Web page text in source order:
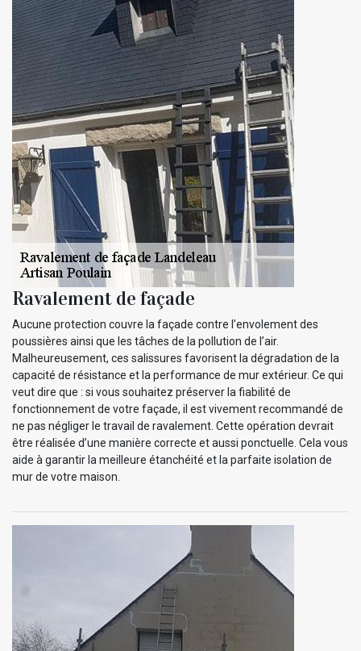
Ravalement de façade
Aucune protection couvre la façade contre l’envolement des
poussières ainsi que les tâches de la pollution de l’air.
Malheureusement, ces salissures favorisent la dégradation de la
capacité de résistance et la performance de mur extérieur. Ce qui
veut dire que : si vous souhaitez préserver la fiabilité de
fonctionnement de votre façade, il est vivement recommandé de
ne pas négliger le travail de ravalement. Cette opération devrait
être réalisée d’une manière correcte et aussi ponctuelle. Cela vous
aide à garantir la meilleure étanchéité et la parfaite isolation de
mur de votre maison.